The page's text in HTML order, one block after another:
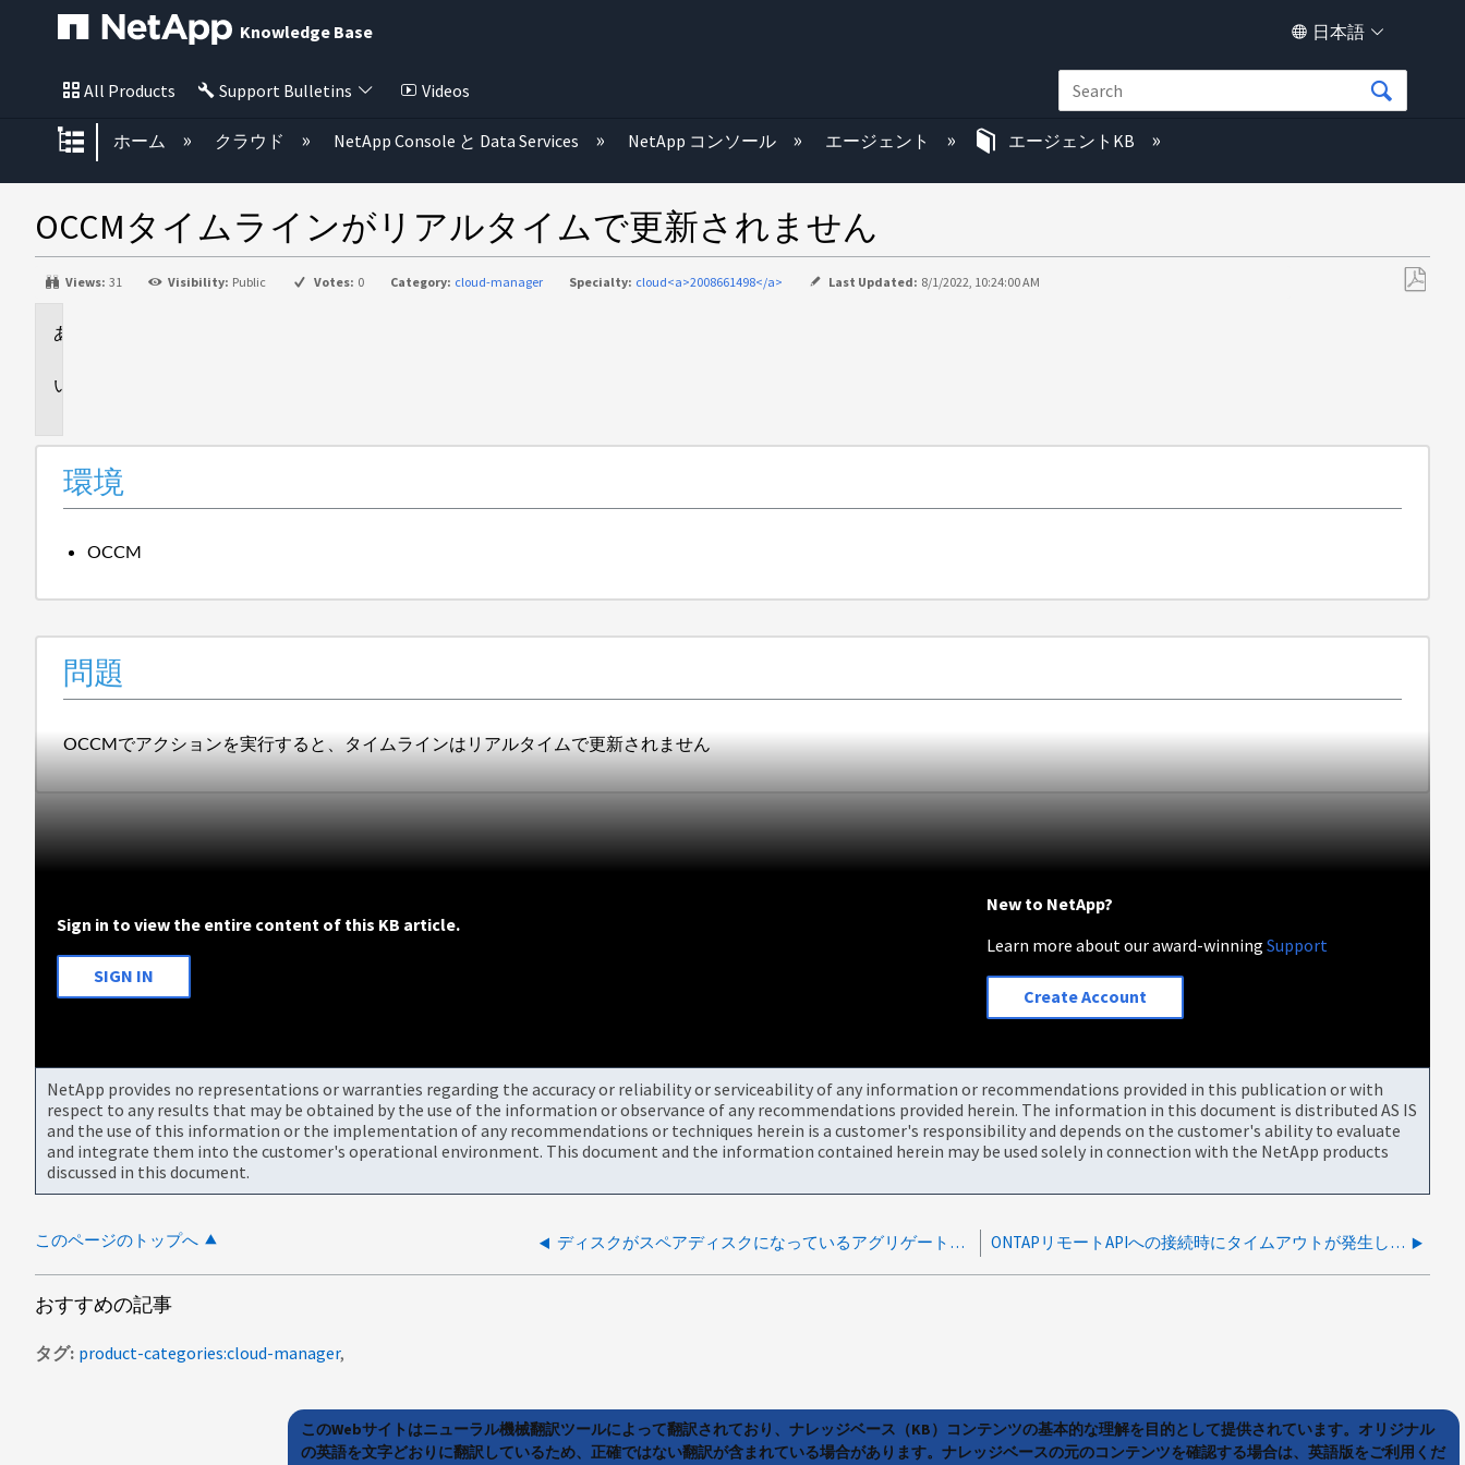
Knowledge Base 日本語
All Products Support Bulletins Videos
グローバル階層を展開/折りたたむ
ホーム クラウド NetApp Console と Data Services NetApp コンソール エージェント エージェントKB
OCCMタイムラインがリアルタイムで更新されません
Views: 31 Visibility: Public Votes: 0 Category: cloud-manager Specialty: cloud<a>2008661498</a> Last Updated: 8/1/2022, 10:24:00 AM
環境
OCCM
問題
OCCMでアクションを実行すると、タイムラインはリアルタイムで更新されません
Sign in to view the entire content of this KB article.
SIGN IN
New to NetApp?
Learn more about our award-winningSupport
Create Account
NetApp provides no representations or warranties regarding the accuracy or reliability or serviceability of any information or recommendations provided in this publication or with
respect to any results that may be obtained by the use of the information or observance of any recommendations provided herein. The information in this document is distributed AS IS
and the use of this information or the implementation of any recommendations or techniques herein is a customer's responsibility and depends on the customer's ability to evaluate
and integrate them into the customer's operational environment. This document and the information contained herein may be used solely in connection with the NetApp products
discussed in this document.
このページのトップへ ディスクがスペアディスクになっているアグリゲートを削除したあとに OCCM でディスクがクリーンアップされない ONTAPリモートAPIへの接続時にタイムアウトが発生し、アップグレードが失敗する
おすすめの記事
タグ product-categories:cloud-manager
このWebサイトはニューラル機械翻訳ツールによって翻訳されており、ナレッジベース（KB）コンテンツの基本的な理解を目的として提供されています。オリジナル
の英語を文字どおりに翻訳しているため、正確ではない翻訳が含まれている場合があります。ナレッジベースの元のコンテンツを確認する場合は、英語版をご利用くだ